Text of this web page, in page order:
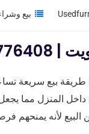
بيع
بيع سريعة
داخل المنزل مما
البيع لأنه يمنحهم